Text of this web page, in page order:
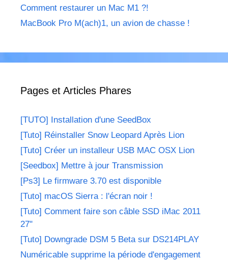
Comment restaurer un Mac M1 ?!
MacBook Pro M(ach)1, un avion de chasse !
Pages et Articles Phares
[TUTO] Installation d'une SeedBox
[Tuto] Réinstaller Snow Leopard Après Lion
[Tuto] Créer un installeur USB MAC OSX Lion
[Seedbox] Mettre à jour Transmission
[Ps3] Le firmware 3.70 est disponible
[Tuto] macOS Sierra : l'écran noir !
[Tuto] Comment faire son câble SSD iMac 2011
27"
[Tuto] Downgrade DSM 5 Beta sur DS214PLAY
Numéricable supprime la période d'engagement